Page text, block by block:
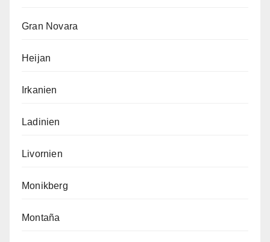
Gran Novara
Heijan
Irkanien
Ladinien
Livornien
Monikberg
Montaña